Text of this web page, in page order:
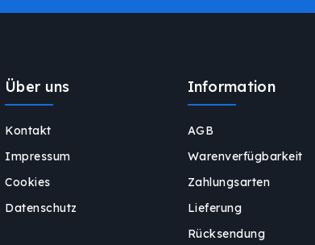
Information
AGB
Warenverfügbarkeit
Zahlungsarten
Lieferung
Rücksendung
Über uns
Kontakt
Impressum
Cookies
Datenschutz